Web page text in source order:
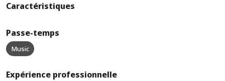
Caractéristiques
Passe-temps
Music
Expérience professionnelle